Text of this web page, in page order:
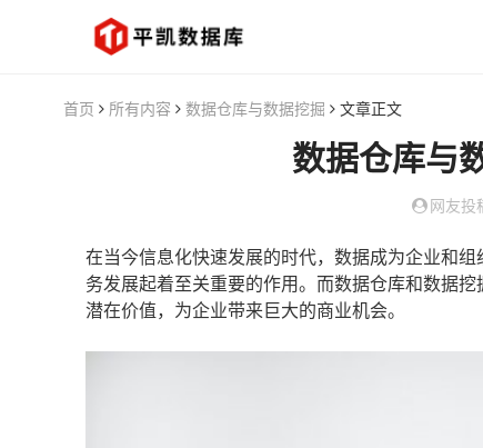
首页 所有内容 数据仓库与数据挖掘 文章正文
数据仓库与
网友投
在当今信息化快速发展的时代，数据成为企业和
务发展起着至关重要的作用。而数据仓库和数据
潜在价值，为企业带来巨大的商业机会。